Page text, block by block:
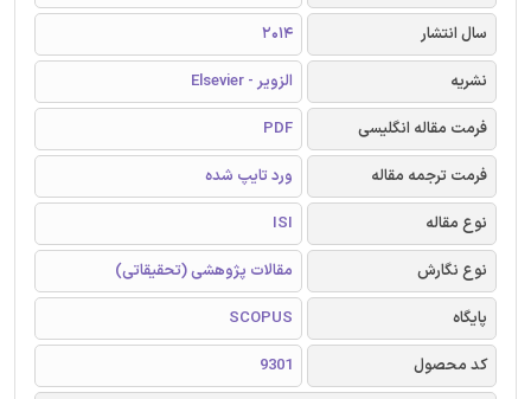
سال انتشار
2014
نشریه
الزویر - Elsevier
فرمت مقاله انگلیسی
PDF
فرمت ترجمه مقاله
ورد تایپ شده
نوع مقاله
ISI
نوع نگارش
مقالات پژوهشی (تحقیقاتی)
پایگاه
SCOPUS
کد محصول
9301